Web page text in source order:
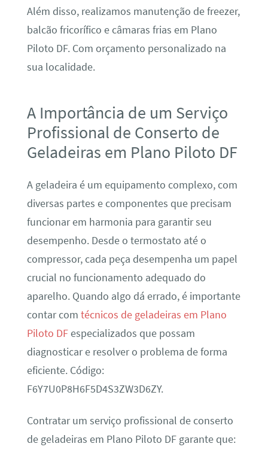
Além disso, realizamos manutenção de freezer,
balcão fricorífico e câmaras frias em Plano
Piloto DF. Com orçamento personalizado na
sua localidade.
A Importância de um Serviço
Profissional de Conserto de
Geladeiras em Plano Piloto DF
A geladeira é um equipamento complexo, com
diversas partes e componentes que precisam
funcionar em harmonia para garantir seu
desempenho. Desde o termostato até o
compressor, cada peça desempenha um papel
crucial no funcionamento adequado do
aparelho. Quando algo dá errado, é importante
contar com técnicos de geladeiras em Plano
Piloto DFespecializados que possam
diagnosticar e resolver o problema de forma
eficiente. Código:
F6Y7U0P8H6F5D4S3ZW3D6ZY.
Contratar um serviço profissional de conserto
de geladeiras em Plano Piloto DF garante que: